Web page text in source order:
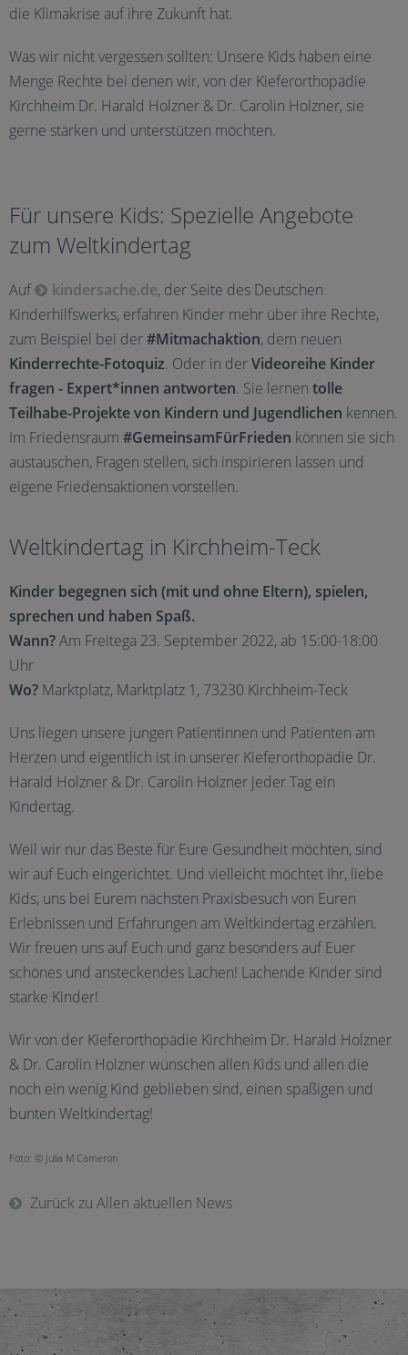
die Klimakrise auf ihre Zukunft hat.
Was wir nicht vergessen sollten: Unsere Kids haben eine
Menge Rechte bei denen wir, von der Kieferorthopädie
Kirchheim Dr. Harald Holzner & Dr. Carolin Holzner, sie
gerne stärken und unterstützen möchten.
Für unsere Kids: Spezielle Angebote
zum Weltkindertag
Auf kindersache.de, der Seite des Deutschen
Kinderhilfswerks, erfahren Kinder mehr über ihre Rechte,
zum Beispiel bei der#Mitmachaktion, dem neuen
Kinderrechte-Fotoquiz. Oder in derVideoreihe Kinder
fragen - Expert*innen antworten. Sie lernen tolle
Teilhabe-Projekte von Kindern und Jugendlichen kennen.
Im Friedensraum #GemeinsamFürFrieden können sie sich
austauschen, Fragen stellen, sich inspirieren lassen und
eigene Friedensaktionen vorstellen.
Weltkindertag in Kirchheim-Teck
Kinder begegnen sich (mit und ohne Eltern), spielen,
sprechen und haben Spaß.
Wann?Am Freitega 23. September 2022, ab 15:00-18:00
Uhr
Wo? Marktplatz, Marktplatz 1, 73230 Kirchheim-Teck
Uns liegen unsere jungen Patientinnen und Patienten am
Herzen und eigentlich ist in unserer Kieferorthopädie Dr.
Harald Holzner & Dr. Carolin Holzner jeder Tag ein
Kindertag.
Weil wir nur das Beste für Eure Gesundheit möchten, sind
wir auf Euch eingerichtet. Und vielleicht möchtet Ihr, liebe
Kids, uns bei Eurem nächsten Praxisbesuch von Euren
Erlebnissen und Erfahrungen am Weltkindertag erzählen.
Wir freuen uns auf Euch und ganz besonders auf Euer
schönes und ansteckendes Lachen! Lachende Kinder sind
starke Kinder!
Wir von der Kieferorthopädie Kirchheim Dr. Harald Holzner
& Dr. Carolin Holzner wünschen allen Kids und allen die
noch ein wenig Kind geblieben sind, einen spaßigen und
bunten Weltkindertag!
Foto: © Julia M Cameron
Zurück zu Allen aktuellen News